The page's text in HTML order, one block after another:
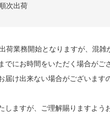
次出荷
荷業務開始となりますが、混雑
にお時間をいただく場合がご
け出来ない場合がございます
しますが、ご理解賜りますよう